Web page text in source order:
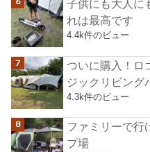
子供にも大人に
れは最高です
4.4k件のビュー
ついに購入！ロ
ジックリビング
4.3k件のビュー
ファミリーで行
プ場